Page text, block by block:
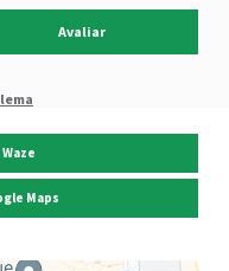
Avaliar
Maps